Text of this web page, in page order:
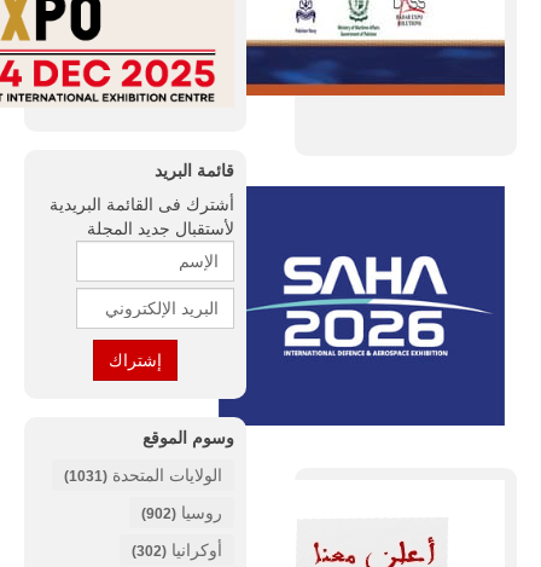
قائمة البريد
أشترك فى القائمة البريدية
لأستقبال جديد المجلة
وسوم الموقع
الولايات المتحدة (1031)
روسيا (902)
أوكرانيا (302)